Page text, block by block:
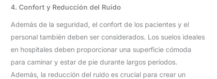
4. Confort y Reducción del Ruido
Además de la seguridad, el confort de los pacientes y el
personal también deben ser considerados. Los suelos ideales
en hospitales deben proporcionar una superficie cómoda
para caminar y estar de pie durante largos períodos.
Además, la reducción del ruido es crucial para crear un